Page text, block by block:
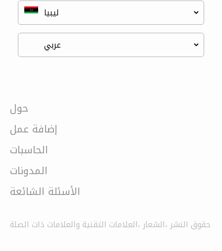
حول
إضافة عمل
الحاسبات
المدونات
الأسئلة الشائعة
حقوق النشر ،الشعار ،العلامات التقنية والعلامات ذات الصلة